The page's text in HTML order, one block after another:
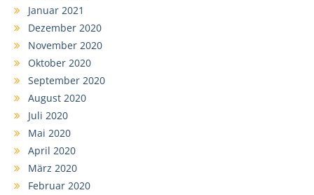
Januar 2021
Dezember 2020
November 2020
Oktober 2020
September 2020
August 2020
Juli 2020
Mai 2020
April 2020
März 2020
Februar 2020